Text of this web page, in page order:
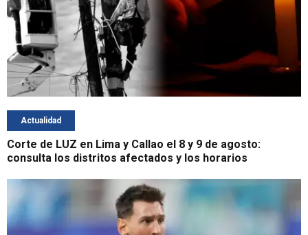
Actualidad
Corte de LUZ en Lima y Callao el 8 y 9 de agosto:
consulta los distritos afectados y los horarios